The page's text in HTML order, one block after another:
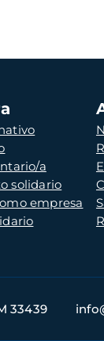
a
solidario
empresa
33439